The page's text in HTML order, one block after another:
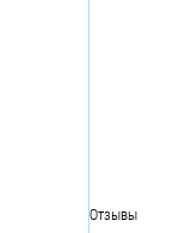
Отзывы